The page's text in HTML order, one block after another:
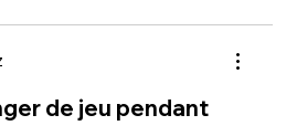
de jeu pendant